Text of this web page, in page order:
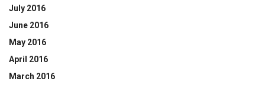
July 2016
June 2016
May 2016
April 2016
March 2016